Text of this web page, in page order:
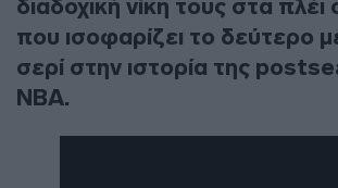
διαδοχική νίκη τους στα
που ισοφαρίζει το δεύτερο
σερί στην ιστορία της
ΝΒΑ.